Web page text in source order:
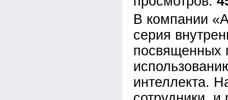
В компании
серия
посвященных
интеллекта.